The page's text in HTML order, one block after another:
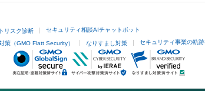
リスク診断 セキュリティ相談AIチャットボット
策（GMO Flatt Security） なりすまし対策 セキュリティ事業の軌跡